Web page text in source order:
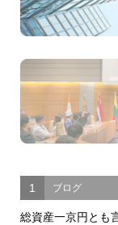
1 ブログ
総資産一京円とも